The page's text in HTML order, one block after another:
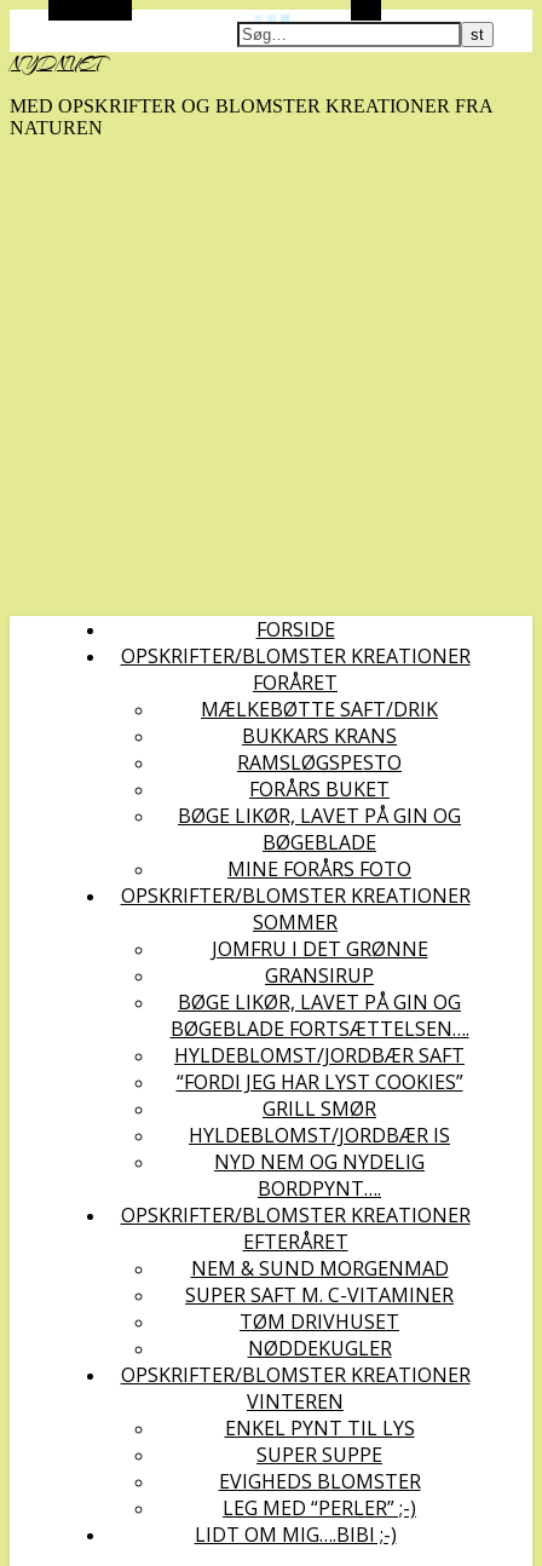
NYDNUET
MED OPSKRIFTER OG BLOMSTER KREATIONER FRA
NATUREN
Søg
FORSIDE
OPSKRIFTER/BLOMSTER KREATIONER
FORÅRET
MÆLKEBØTTE SAFT/DRIK
BUKKARS KRANS
RAMSLØGSPESTO
FORÅRS BUKET
BØGE LIKØR, LAVET PÅ GIN OG
BØGEBLADE
MINE FORÅRS FOTO
OPSKRIFTER/BLOMSTER KREATIONER
SOMMER
JOMFRU I DET GRØNNE
GRANSIRUP
BØGE LIKØR, LAVET PÅ GIN OG
BØGEBLADE FORTSÆTTELSEN….
HYLDEBLOMST/JORDBÆR SAFT
“FORDI JEG HAR LYST COOKIES”
GRILL SMØR
HYLDEBLOMST/JORDBÆR IS
NYD NEM OG NYDELIG
BORDPYNT….
OPSKRIFTER/BLOMSTER KREATIONER
EFTERÅRET
NEM & SUND MORGENMAD
SUPER SAFT M. C-VITAMINER
TØM DRIVHUSET
NØDDEKUGLER
OPSKRIFTER/BLOMSTER KREATIONER
VINTEREN
ENKEL PYNT TIL LYS
SUPER SUPPE
EVIGHEDS BLOMSTER
LEG MED “PERLER” ;-)
LIDT OM MIG….BIBI ;-)